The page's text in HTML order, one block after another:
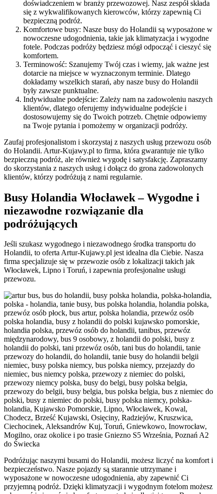
doświadczeniem w branży przewozowej. Nasz zespół składa
się z wykwalifikowanych kierowców, którzy zapewnią Ci
bezpieczną podróż.
Komfortowe busy: Nasze busy do Holandii są wyposażone w
nowoczesne udogodnienia, takie jak klimatyzacja i wygodne
fotele. Podczas podróży będziesz mógł odpocząć i cieszyć się
komfortem.
Terminowość: Szanujemy Twój czas i wiemy, jak ważne jest
dotarcie na miejsce w wyznaczonym terminie. Dlatego
dokładamy wszelkich starań, aby nasze busy do Holandii
były zawsze punktualne.
Indywidualne podejście: Zależy nam na zadowoleniu naszych
klientów, dlatego oferujemy indywidualne podejście i
dostosowujemy się do Twoich potrzeb. Chętnie odpowiemy
na Twoje pytania i pomożemy w organizacji podróży.
Zaufaj profesjonalistom i skorzystaj z naszych usług przewozu osób
do Holandii. Artur-Kujawy.pl to firma, która gwarantuje nie tylko
bezpieczną podróż, ale również wygodę i satysfakcję. Zapraszamy
do skorzystania z naszych usług i dołącz do grona zadowolonych
klientów, którzy podróżują z nami regularnie.
Busy Holandia Włocławek – Wygodne i
niezawodne rozwiązanie dla
podróżujących
Jeśli szukasz wygodnego i niezawodnego środka transportu do
Holandii, to oferta Artur-Kujawy.pl jest idealna dla Ciebie. Nasza
firma specjalizuje się w przewozie osób z lokalizacji takich jak
Włocławek, Lipno i Toruń, i zapewnia profesjonalne usługi
przewozu.
Podróżując naszymi busami do Holandii, możesz liczyć na komfort i
bezpieczeństwo. Nasze pojazdy są starannie utrzymane i
wyposażone w nowoczesne udogodnienia, aby zapewnić Ci
przyjemną podróż. Dzięki klimatyzacji i wygodnym fotelom możesz